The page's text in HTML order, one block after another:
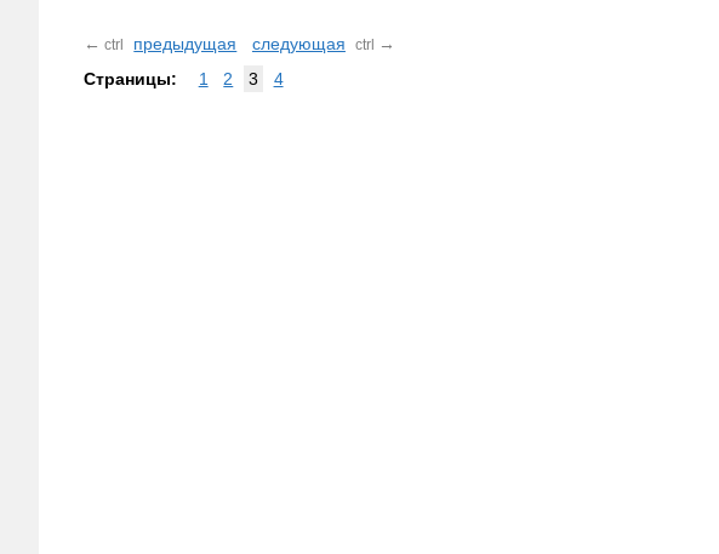
← ctrl предыдущая следующая ctrl
→
Страницы:
1 2 3 4